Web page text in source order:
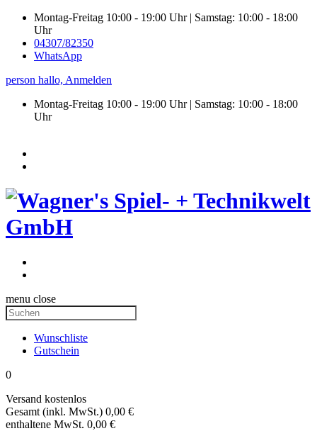
Montag-Freitag 10:00 - 19:00 Uhr | Samstag: 10:00 - 18:00
Uhr
04307/82350
WhatsApp
person hallo, Anmelden
Montag-Freitag 10:00 - 19:00 Uhr | Samstag: 10:00 - 18:00
Uhr
menu close
Wunschliste
Gutschein
0
Versand kostenlos
Gesamt (inkl. MwSt.) 0,00 €
enthaltene MwSt. 0,00 €